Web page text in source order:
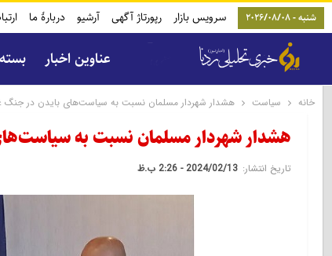
شنبه - 2026/08/08 سرویس بازار رپورتاژ آگهی آرشیو دربارۀ ما
عناوین اخبار
خانه سیاست هشدار شهردار مسلمان نسبت به سیاست‌های بایدن در جنگ
هشدار شهردار مسلمان نسبت به
تاریخ انتشار: 2024/02/13 - 2:26 ب.ظ